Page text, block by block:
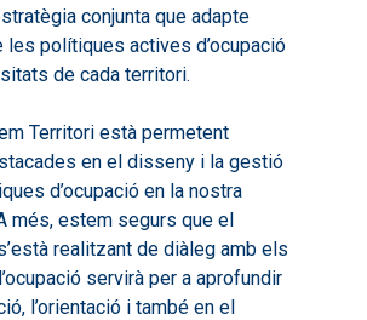
conjunta que adapte
les polítiques actives d’ocupació
de cada territori.
Territori està permetent
en el disseny i la gestió
d’ocupació en la nostra
més, estem segurs que el
realitzant de diàleg amb els
servirà per a aprofundir
l’orientació i també en el